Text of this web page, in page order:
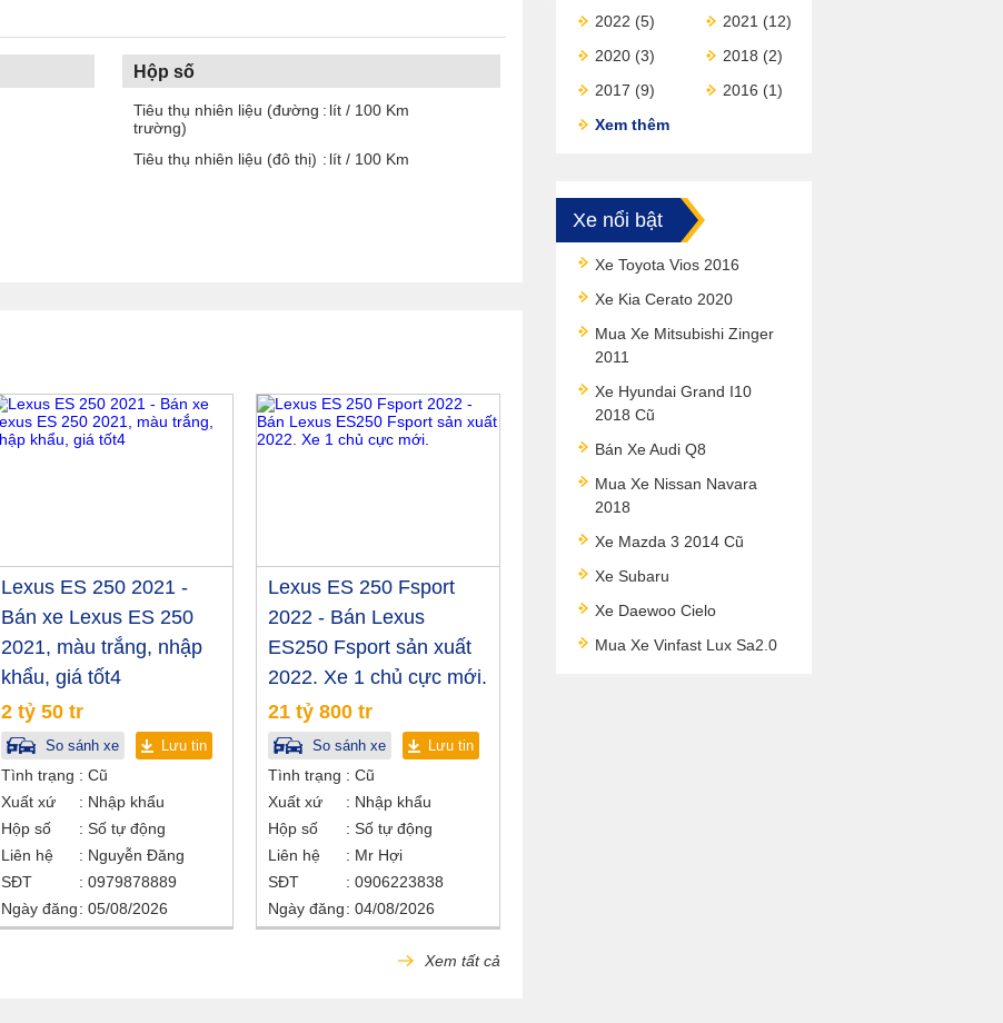
Hộp số
Tiêu thụ nhiên liệu (đường
trường)
lít / 100 Km
Tiêu thụ nhiên liệu (đô thị) lít / 100 Km
Lexus ES 250 2021 -
Bán xe Lexus ES 250
2021, màu trắng, nhập
khẩu, giá tốt4
2 tỷ 50 tr
So sánh xe Lưu tin
Tình trạng
Cũ
Xuất xứ
Nhập khẩu
Hộp số
Số tự động
Liên hệ
Nguyễn Đăng
SĐT
0979878889
Ngày đăng
05/08/2026
Lexus ES 250 Fsport
2022 - Bán Lexus
ES250 Fsport sản xuất
2022. Xe 1 chủ cực mới.
21 tỷ 800 tr
So sánh xe Lưu tin
Tình trạng
Cũ
Xuất xứ
Nhập khẩu
Hộp số
Số tự động
Liên hệ
Mr Hợi
SĐT
0906223838
Ngày đăng
04/08/2026
Xem tất cả
2022 (5) 2021 (12)
2020 (3) 2018 (2)
2017 (9) 2016 (1)
Xem thêm
Xe nổi bật
Xe Toyota Vios 2016
Xe Kia Cerato 2020
Mua Xe Mitsubishi Zinger
2011
Xe Hyundai Grand I10
2018 Cũ
Bán Xe Audi Q8
Mua Xe Nissan Navara
2018
Xe Mazda 3 2014 Cũ
Xe Subaru
Xe Daewoo Cielo
Mua Xe Vinfast Lux Sa2.0